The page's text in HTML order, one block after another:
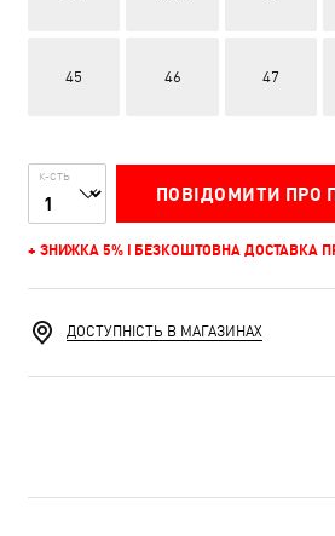
45 46 47
К-СТЬ
ПОВІДОМИТИ ПРО
+ ЗНИЖКА 5% І БЕЗКОШТОВНА ДОСТАВКА
ДОСТУПНІСТЬ В МАГАЗИНАХ